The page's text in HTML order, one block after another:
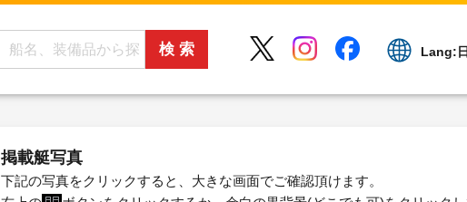
Lang:
掲載艇写真
下記の写真をクリックすると、大きな画面でご確認頂けます。